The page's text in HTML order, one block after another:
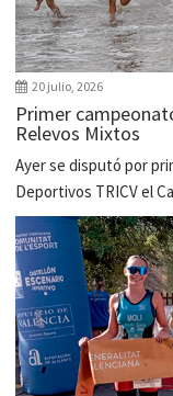
20 julio, 2026
Primer
Relevos Mixtos
Ayer se disputó por
Deportivos TRICV el